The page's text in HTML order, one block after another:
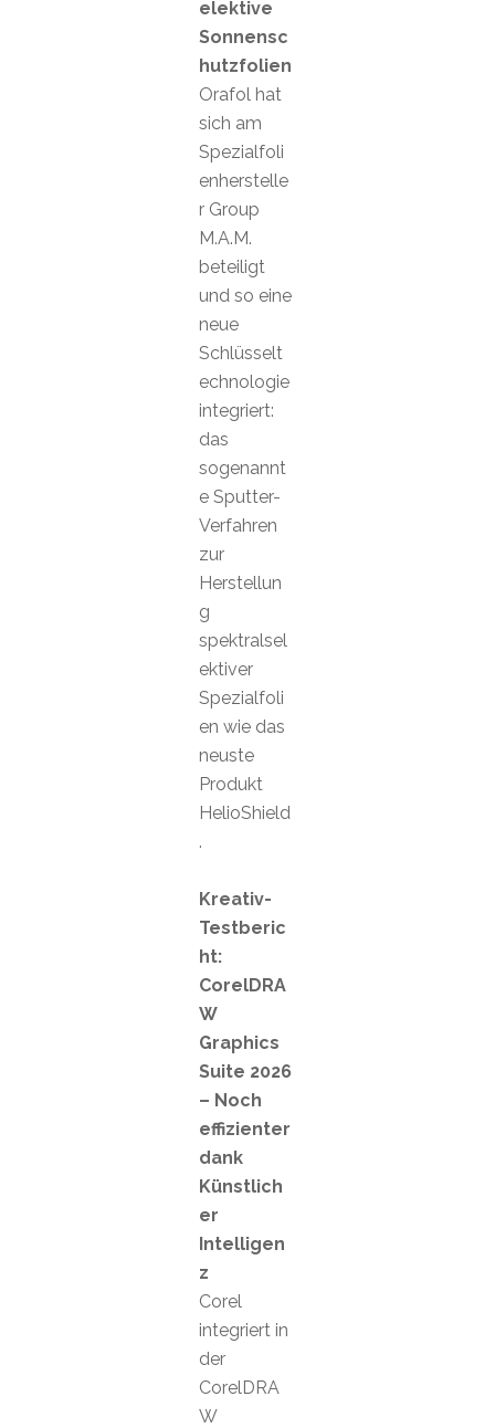
elektive
Sonnensc
hutzfolien
Orafol hat
sich am
Spezialfoli
enherstelle
r Group
M.A.M.
beteiligt
und so eine
neue
Schlüsselt
echnologie
integriert:
das
sogenannt
e Sputter-
Verfahren
zur
Herstellun
g
spektralsel
ektiver
Spezialfoli
en wie das
neuste
Produkt
HelioShield
.
Kreativ-
Testberic
ht:
CorelDRA
W
Graphics
Suite 2026
– Noch
effizienter
dank
Künstlich
er
Intelligen
z
Corel
integriert in
der
CorelDRA
W